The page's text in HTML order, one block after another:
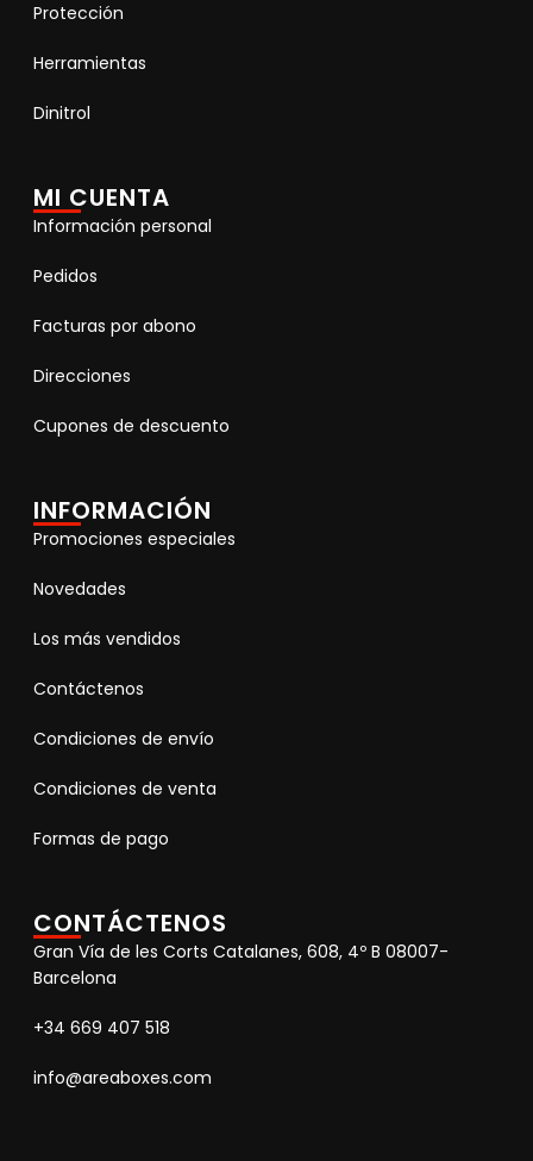
Protección
Herramientas
Dinitrol
MI CUENTA
Información personal
Pedidos
Facturas por abono
Direcciones
Cupones de descuento
INFORMACIÓN
Promociones especiales
Novedades
Los más vendidos
Contáctenos
Condiciones de envío
Condiciones de venta
Formas de pago
CONTÁCTENOS
Gran Vía de les Corts Catalanes, 608, 4º B 08007-
Barcelona
+34 669 407 518
info@areaboxes.com